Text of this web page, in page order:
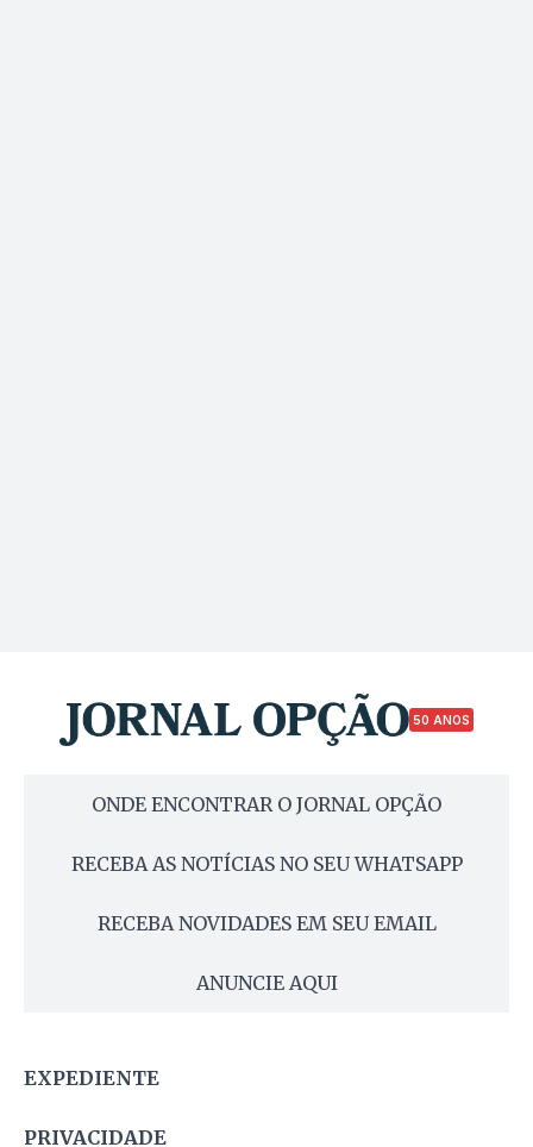
50 ANOS
ONDE ENCONTRAR O JORNAL OPÇÃO
RECEBA AS NOTÍCIAS NO SEU WHATSAPP
RECEBA NOVIDADES EM SEU EMAIL
ANUNCIE AQUI
EXPEDIENTE
PRIVACIDADE